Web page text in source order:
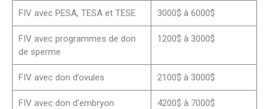
FIV avec PESA, TESA et TESE 3000$ à 6000$
FIV avec programmes de don
de sperme
1200$ à 3000$
FIV avec don d’ovules 2100$ à 3000$
FIV avec don d’embryon 4200$ à 7000$